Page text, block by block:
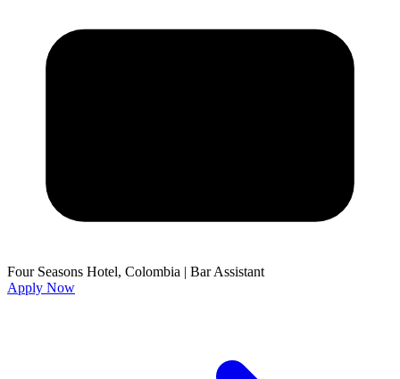
Four Seasons Hotel, Colombia | Bar Assistant
Apply Now